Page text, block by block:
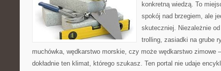
konkretną wiedzą. To
spokój nad brzegiem, ale
skuteczniej. Niezależnie
trolling, zasiadki na grube
muchówka, wędkarstwo morskie, czy może wędkarstwo zimowe
dokładnie ten klimat, którego szukasz. Ten portal nie udaje